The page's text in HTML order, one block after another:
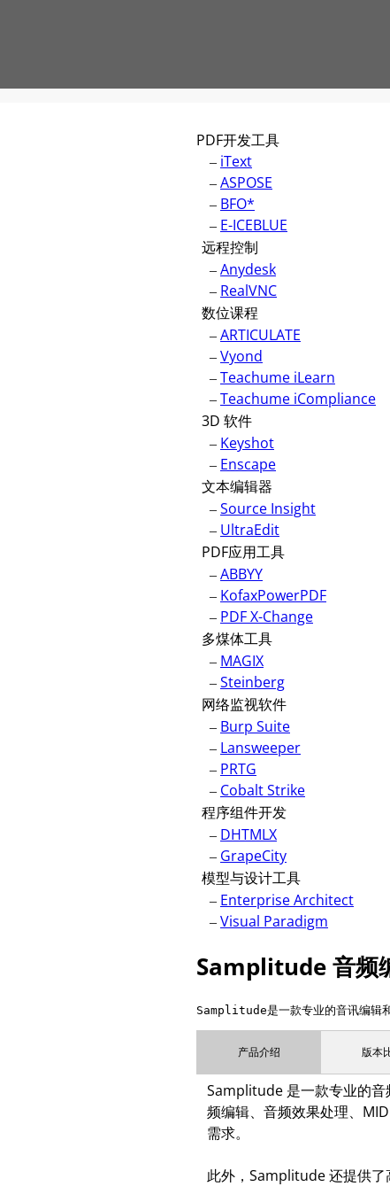
PDF开发工具
– iText
–ASPOSE
– BFO*
– E-ICEBLUE
远程控制
–Anydesk
– RealVNC
数位课程
–ARTICULATE
–Vyond
–Teachume iLearn
–Teachume iCompliance
3D 软件
– Keyshot
– Enscape
文本编辑器
–Source Insight
– UltraEdit
PDF应用工具
–ABBYY
– KofaxPowerPDF
– PDF X-Change
多煤体工具
– MAGIX
–Steinberg
网络监视软件
– Burp Suite
– Lansweeper
– PRTG
– Cobalt Strike
程序组件开发
– DHTMLX
– GrapeCity
模型与设计工具
– Enterprise Architect
–Visual Paradigm
Samplitude 音频
Samplitude是一款专业的音讯编辑
产品介绍 版本
Samplitude 是一款专业的音
频编辑、音频效果处理、
需求。
此外，Samplitude 还提供了